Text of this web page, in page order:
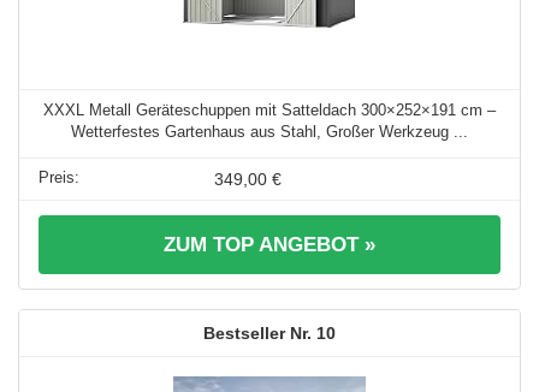
XXXL Metall Geräteschuppen mit Satteldach 300×252×191 cm –
Wetterfestes Gartenhaus aus Stahl, Großer Werkzeug ...
349,00 €
ZUM TOP ANGEBOT »
10